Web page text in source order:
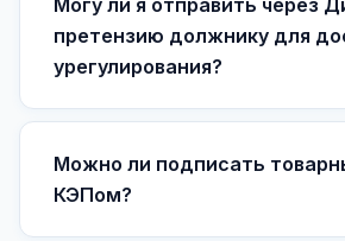
Могу ли я отправить через
претензию должнику для
урегулирования?
Можно ли подписать
КЭПом?